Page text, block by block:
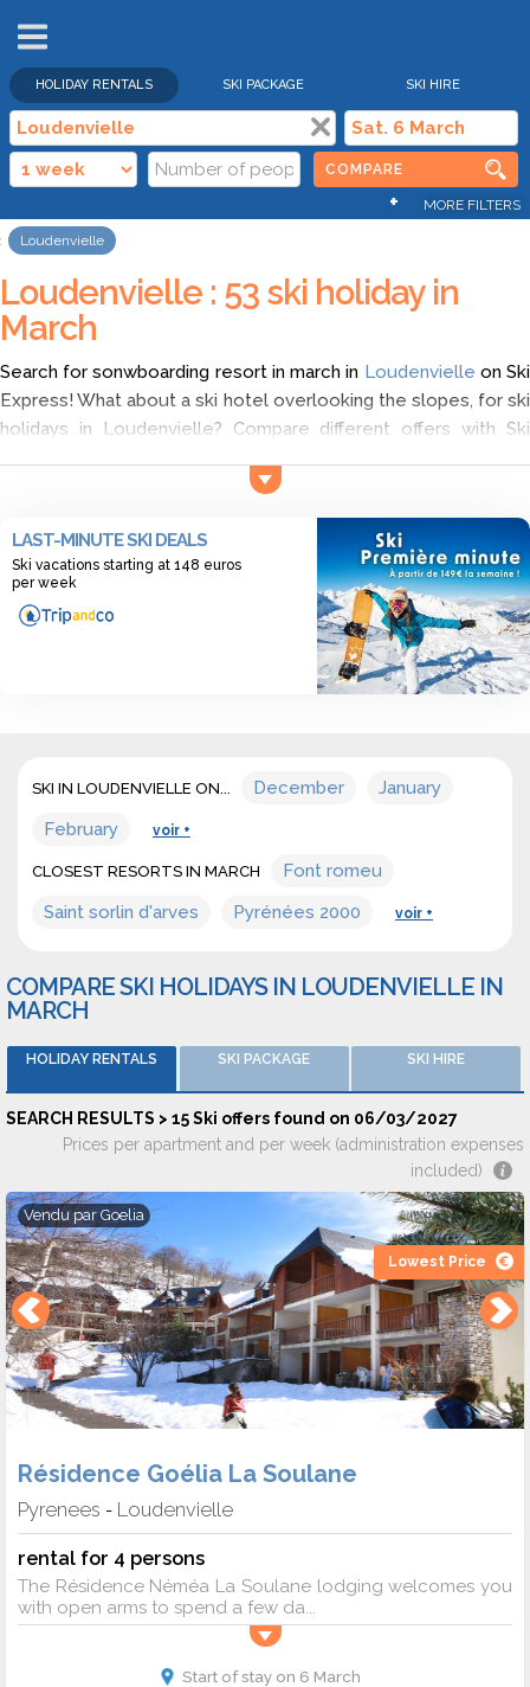
HOLIDAY RENTALS SKI PACKAGE SKI HIRE
COMPARE
+ MORE FILTERS
Loudenvielle
Loudenvielle : 53 ski holiday in
March
Search for sonwboarding resort in march in Loudenvielle on Ski
Express! What about a ski hotel overlooking the slopes, for ski
holidays in Loudenvielle? Compare different offers with Ski
in march according to your wish. Find the cheapest ski deals
for ski holidays in Loudenvielle, and discover a wide range of
offers for sonwboarding resort in march in Loudenvielle.
LAST-MINUTE SKI DEALS
Ski vacations starting at 148 euros
per week
SKI IN LOUDENVIELLE ON... December
January
February
voir +
CLOSEST RESORTS IN MARCH
Font romeu
Saint sorlin d'arves
Pyrénées 2000 voir +
COMPARE SKI HOLIDAYS IN LOUDENVIELLE IN
MARCH
HOLIDAY RENTALS SKI PACKAGE SKI HIRE
SEARCH RESULTS > 15 Ski offers found on 06/03/2027
Prices per apartment and per week (administration expenses
included)
Lowest Price
Vendu par Goelia
Résidence Goélia La Soulane
Pyrenees - Loudenvielle
rental for 4 persons
The Résidence Néméa La Soulane lodging welcomes you
with open arms to spend a few da...
Start of stay on 6 March